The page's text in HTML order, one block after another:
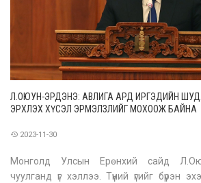
Л.ОЮУН-ЭРДЭНЭ: АВЛИГА АРД ИРГЭДИЙН
ЭРХЛЭХ ХҮСЭЛ ЭРМЭЛЗЛИЙГ МОХООЖ БАЙНА
2023-11-30
Монголд Улсын Ерөнхий сайд
чуулганд үг хэллээ. Түүний үгийг бүрэн